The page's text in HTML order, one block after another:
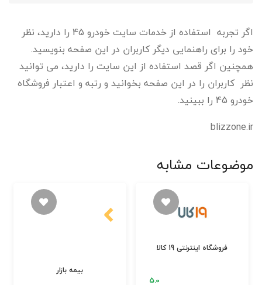
اگر تجربه استفاده از خدمات سایت خودرو 45 را دارید، نظر
خود را برای راهنمایی دیگر کاربران در این صفحه بنویسید.
همچنین اگر قصد استفاده از این سایت را دارید، می توانید
نظر کاربران را در این صفحه بخوانید و رتبه و اعتبار فروشگاه
خودرو 45 را ببینید.
blizzone.ir
موضوعات مشابه
بیمه بازار
فروشگاه اینترنتی 19 کالا